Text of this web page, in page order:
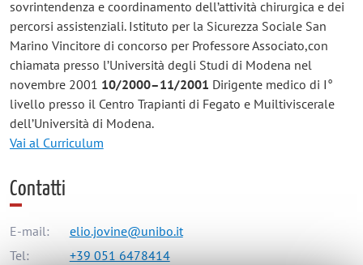
sovrintendenza e coordinamento dell’attività chirurgica e dei
percorsi assistenziali. Istituto per la Sicurezza Sociale San
Marino Vincitore di concorso per Professore Associato,con
chiamata presso l’Università degli Studi di Modena nel
novembre 2001 10/2000–11/2001 Dirigente medico di I°
livello presso il Centro Trapianti di Fegato e Muiltiviscerale
dell’Università di Modena.
Vai al Curriculum
Contatti
E-mail:
elio.jovine@unibo.it
Tel:
+39 051 6478414